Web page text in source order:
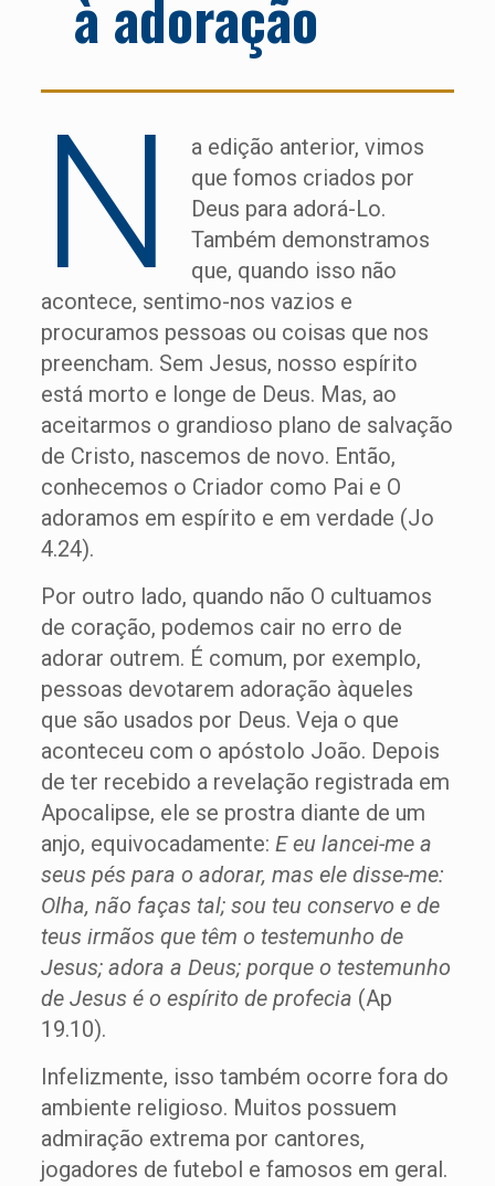
à adoração
N
a edição anterior, vimos
que fomos criados por
Deus para adorá-Lo.
Também demonstramos
que, quando isso não
acontece, sentimo-nos vazios e
procuramos pessoas ou coisas que nos
preencham. Sem Jesus, nosso espírito
está morto e longe de Deus. Mas, ao
aceitarmos o grandioso plano de salvação
de Cristo, nascemos de novo. Então,
conhecemos o Criador como Pai e O
adoramos em espírito e em verdade (Jo
4.24).
Por outro lado, quando não O cultuamos
de coração, podemos cair no erro de
adorar outrem. É comum, por exemplo,
pessoas devotarem adoração àqueles
que são usados por Deus. Veja o que
aconteceu com o apóstolo João. Depois
de ter recebido a revelação registrada em
Apocalipse, ele se prostra diante de um
anjo, equivocadamente: E eu lancei-me a
seus pés para o adorar, mas ele disse-me:
Olha, não faças tal; sou teu conservo e de
teus irmãos que têm o testemunho de
Jesus; adora a Deus; porque o testemunho
de Jesus é o espírito de profecia (Ap
19.10).
Infelizmente, isso também ocorre fora do
ambiente religioso. Muitos possuem
admiração extrema por cantores,
jogadores de futebol e famosos em geral.